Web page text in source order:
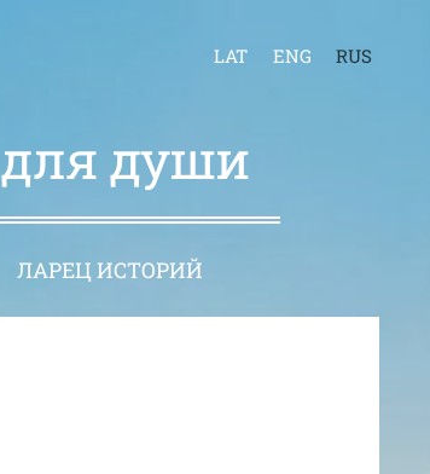
LAT ENG RUS
для души
ЛАРЕЦ ИСТОРИЙ